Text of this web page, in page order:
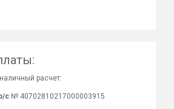
расчет:
с № 40702810217000003915